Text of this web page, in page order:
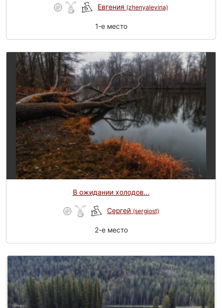
Евгения (zhenyalevina)
1-e место
В ожидании холодов...
Сергей (sergiost)
2-e место